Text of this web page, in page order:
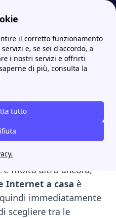
il corretto funzionamento
e, se sei d'accordo, a
i nostri servizi e offrirti
di più, consulta la
tutto
Confronta le tariffe Fibra e Adsl di Vodafone Unlimited
Fibra e
dall'impresa
causa Smart TV, pc,
molto altro ancora,
Internet a casa è
immediatamente
scegliere tra le